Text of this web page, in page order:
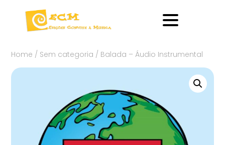
Home / Sem categoria / Balada – Áudio Instrumental